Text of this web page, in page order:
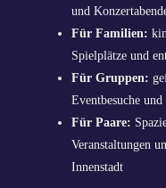
und
Für Familien:
Spielplätze und
Für Gruppen:
Eventbesuche
Für Paare:
Veranstaltungen
Innenstadt